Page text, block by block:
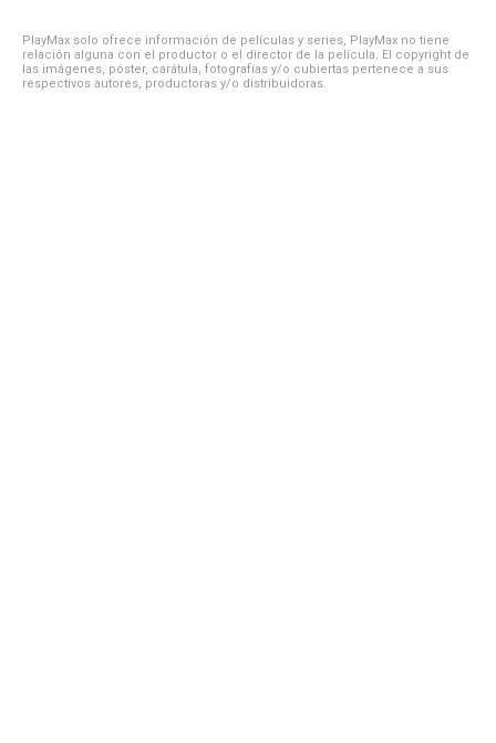
PlayMax solo ofrece información de películas y series, PlayMax no tiene
relación alguna con el productor o el director de la película. El copyright de
las imágenes, póster, carátula, fotografías y/o cubiertas pertenece a sus
respectivos autores, productoras y/o distribuidoras.